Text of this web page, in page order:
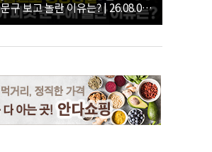
구 보고 놀란 이유는? | 26.08.09
당 당대표·최고위원 후보 대구·경